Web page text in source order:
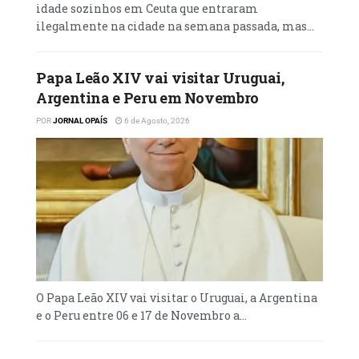
aliado.
Winther, na terça-feira, nas páginas do
jornal diário Berlingske.
Motivos militares e recursos naturais
Na Truth Social, a sua própria rede social,
Donald Trump escreveu, na segunda-feira,
que a Gronelândia “beneficiará muito”
quando passar a pertencer aos Estados
Unidos.
“A Gronelândia é um lugar incrível e o povo
beneficiará muito se, e quando, se tornar
idade sozinhos em Ceuta que entraram
ilegalmente na cidade na semana passada, mas...
Papa Leão XIV vai visitar Uruguai,
Argentina e Peru em Novembro
PORJORNAL OPAÍS 6 de Agosto, 2026
O Papa Leão XIV vai visitar o Uruguai, a Argentina
e o Peru entre 06 e 17 de Novembro a...